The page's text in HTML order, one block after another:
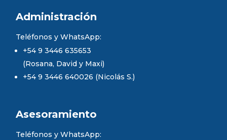
Administración
Teléfonos y WhatsApp:
+54 9 3446 635653
(Rosana, David y Maxi)
+54 9 3446 640026 (Nicolás S.)
Asesoramiento
Teléfonos y WhatsApp: